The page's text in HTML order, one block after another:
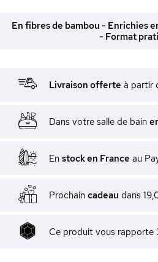
En fibres de bambou - Enrichies
- Format
Livraison offerte à partir
Dans votre salle de bain
En stock en France au
Prochain cadeau dans
Ce produit vous rapporte